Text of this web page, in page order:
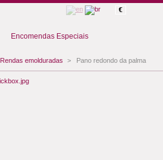
€
Encomendas Especiais
Rendas emolduradas > Pano redondo da palma